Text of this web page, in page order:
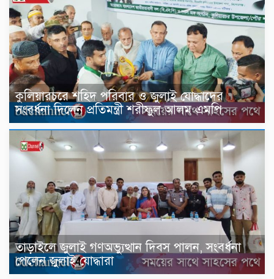
কুলিয়ারচরে শহিদ পরিবার ও জুলাই যোদ্ধাদের
সংবর্ধনা দিলেন প্রতিমন্ত্রী শরীফুল আলম এমপি
তাড়াইলে জুলাই গণঅভ্যুত্থান দিবস পালন, সংবর্ধনা
পেলেন জুলাই যোদ্ধারা